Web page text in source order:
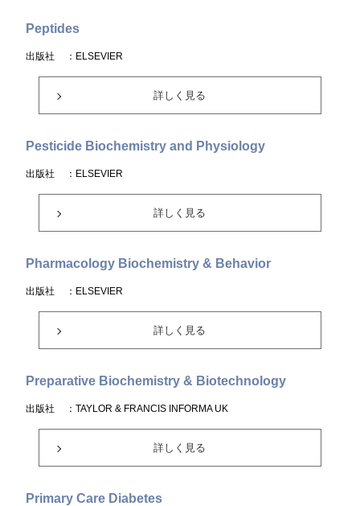
Peptides
出版社 ：ELSEVIER
詳しく見る
Pesticide Biochemistry and Physiology
出版社 ：ELSEVIER
詳しく見る
Pharmacology Biochemistry & Behavior
出版社 ：ELSEVIER
詳しく見る
Preparative Biochemistry & Biotechnology
出版社 ：TAYLOR & FRANCIS INFORMA UK
詳しく見る
Primary Care Diabetes